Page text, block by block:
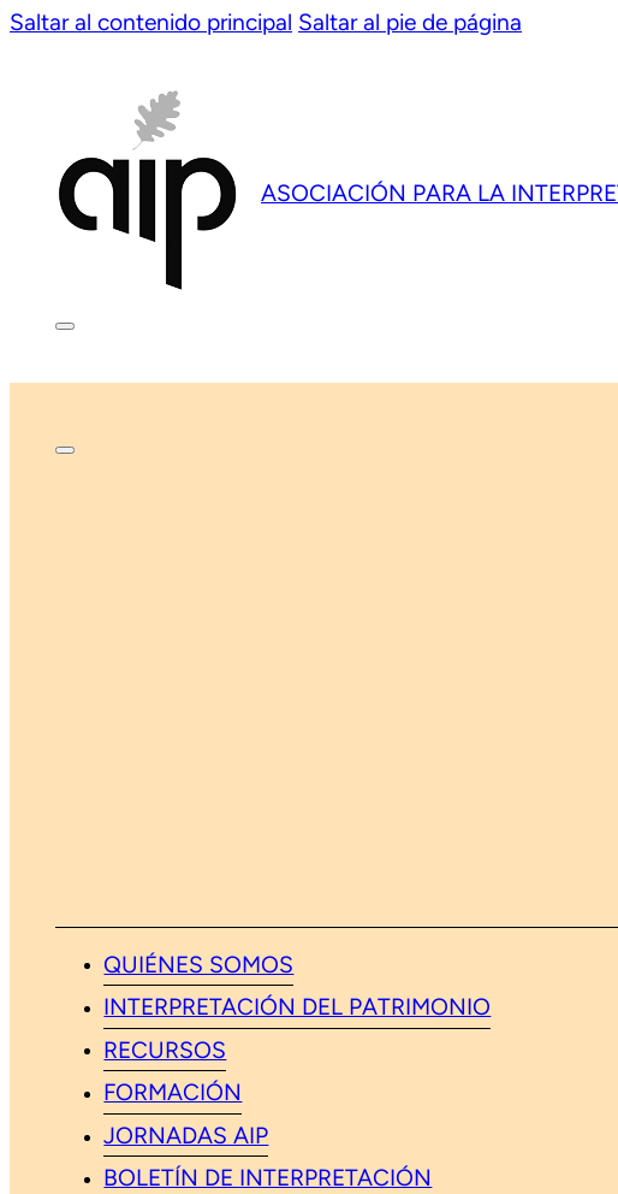
Saltar al contenido principal Saltar al pie de página
ASOCIACIÓN PARA LA
QUIÉNES SOMOS
INTERPRETACIÓN DEL PATRIMONIO
RECURSOS
FORMACIÓN
JORNADAS AIP
BOLETÍN DE INTERPRETACIÓN